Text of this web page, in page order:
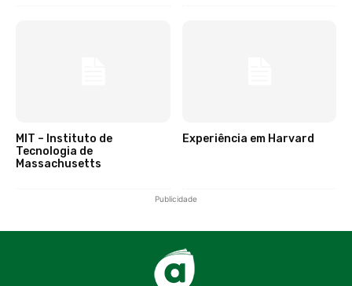
MIT – Instituto de
Tecnologia de
Massachusetts
Experiência em Harvard
Publicidade